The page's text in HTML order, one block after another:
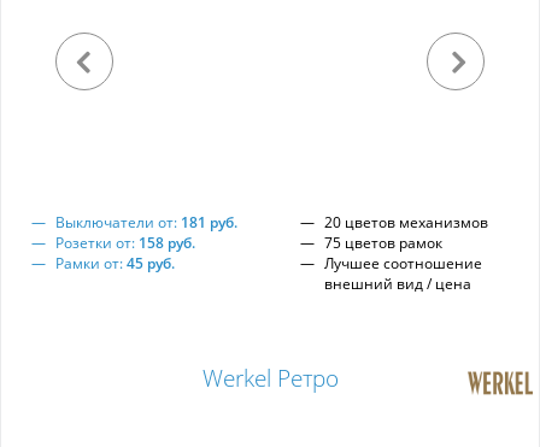
Выключатели от: 181 руб.
Розетки от: 158 руб.
Рамки от:45 руб.
20 цветов механизмов
75 цветов рамок
Лучшее соотношение
внешний вид / цена
Werkel Ретро